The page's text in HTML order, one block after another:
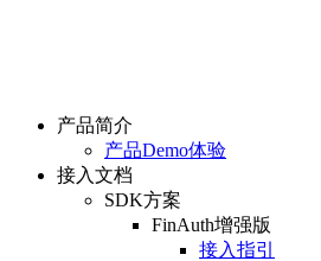
产品简介
产品Demo体验
接入文档
SDK方案
FinAuth增强版
接入指引